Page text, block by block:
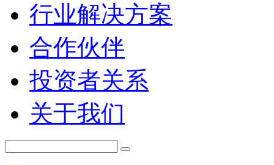
行业解决方案
合作伙伴
投资者关系
关于我们